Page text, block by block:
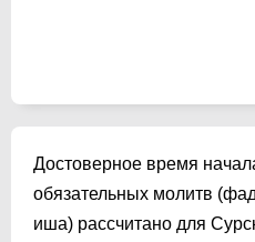
Достоверное время
обязательных молитв
иша) рассчитано для